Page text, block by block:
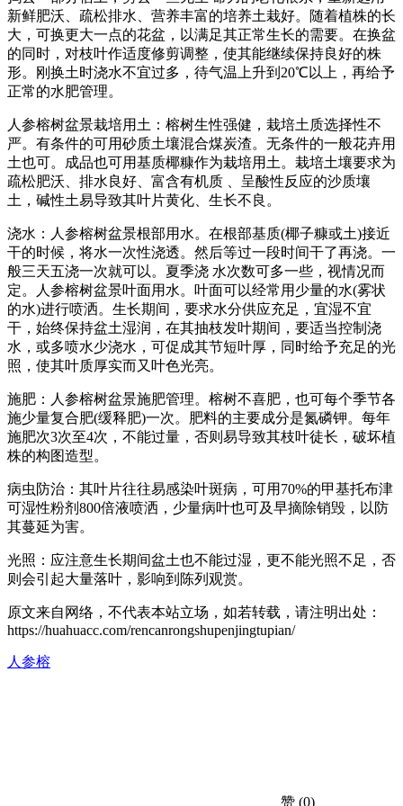
新鲜肥沃、疏松排水、营养丰富的培养土栽好。随着植株的长
大，可换更大一点的花盆，以满足其正常生长的需要。在换盆
的同时，对枝叶作适度修剪调整，使其能继续保持良好的株
形。刚换土时浇水不宜过多，待气温上升到20℃以上，再给予
正常的水肥管理。
人参榕树盆景栽培用土：榕树生性强健，栽培土质选择性不
严。有条件的可用砂质土壤混合煤炭渣。无条件的一般花卉用
土也可。成品也可用基质椰糠作为栽培用土。栽培土壤要求为
疏松肥沃、排水良好、富含有机质 、呈酸性反应的沙质壤
土，碱性土易导致其叶片黄化、生长不良。
浇水：人参榕树盆景根部用水。在根部基质(椰子糠或土)接近
干的时候，将水一次性浇透。然后等过一段时间干了再浇。一
般三天五浇一次就可以。夏季浇 水次数可多一些，视情况而
定。人参榕树盆景叶面用水。叶面可以经常用少量的水(雾状
的水)进行喷洒。生长期间，要求水分供应充足，宜湿不宜
干，始终保持盆土湿润，在其抽枝发叶期间，要适当控制浇
水，或多喷水少浇水，可促成其节短叶厚，同时给予充足的光
照，使其叶质厚实而又叶色光亮。
施肥：人参榕树盆景施肥管理。榕树不喜肥，也可每个季节各
施少量复合肥(缓释肥)一次。肥料的主要成分是氮磷钾。每年
施肥次3次至4次，不能过量，否则易导致其枝叶徒长，破坏植
株的构图造型。
病虫防治：其叶片往往易感染叶斑病，可用70%的甲基托布津
可湿性粉剂800倍液喷洒，少量病叶也可及早摘除销毁，以防
其蔓延为害。
光照：应注意生长期间盆土也不能过湿，更不能光照不足，否
则会引起大量落叶，影响到陈列观赏。
原文来自网络，不代表本站立场，如若转载，请注明出处：
https://huahuacc.com/rencanrongshupenjingtupian/
人参榕
赞 (0)